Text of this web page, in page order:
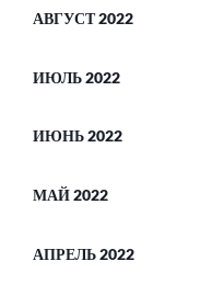
АВГУСТ 2022
ИЮЛЬ 2022
ИЮНЬ 2022
МАЙ 2022
АПРЕЛЬ 2022